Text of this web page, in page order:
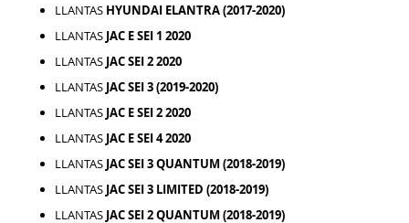
LLANTAS HYUNDAI ELANTRA (2017-2020)
LLANTAS JAC E SEI 1 2020
LLANTAS JAC SEI 2 2020
LLANTAS JAC SEI 3 (2019-2020)
LLANTAS JAC E SEI 2 2020
LLANTAS JAC E SEI 4 2020
LLANTAS JAC SEI 3 QUANTUM (2018-2019)
LLANTAS JAC SEI 3 LIMITED (2018-2019)
LLANTAS JAC SEI 2 QUANTUM (2018-2019)